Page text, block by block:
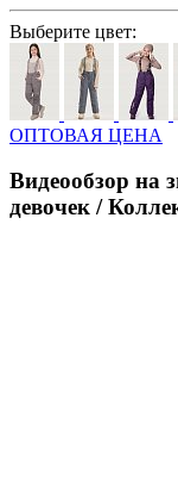
Выберите цвет:
ОПТОВАЯ ЦЕНА
Видеообзор на
девочек /